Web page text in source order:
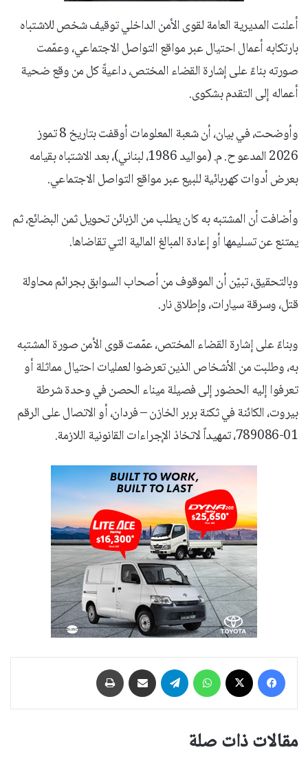
أعلنت المديرية العامة لقوى الأمن الداخلي توقيف شخص للاشتباه
بارتكابه أعمال احتيال عبر مواقع التواصل الاجتماعي، وعمّمت
صورته بناءً على إشارة القضاء المختص، داعيةً كل من وقع ضحية
أعماله إلى التقدم بشكوى.
وأوضحت، في بيان، أن شعبة المعلومات أوقفت بتاريخ 8 تموز
2026 المدعو ح. م. (مواليد 1986، لبناني)، بعد الاشتباه بقيامه
بعرض أدوات كهربائية للبيع عبر مواقع التواصل الاجتماعي.
وأضافت أن المشتبه به كان يطلب من الزبائن تحويل ثمن البضائع، ثم
يمتنع عن تسليمها أو إعادة المبالغ المالية التي تقاضاها.
وبالتحقيق، تبيّن أن الموقوف من أصحاب السوابق بجرائم محاولة
قتل، وسرقة سيارات، وإطلاق نار.
وبناءً على إشارة القضاء المختص، عمّمت قوى الأمن صورة المشتبه
به، وطلبت من الأشخاص الذين تعرضوا لعمليات احتيال مماثلة أو
تعرفوا إليه الحضور إلى فصيلة ميناء الحصن في وحدة شرطة
بيروت، الكائنة في ثكنة بربر الخازن – فردان، أو الاتصال على الرقم
01-789086، تمهيداً لاتخاذ الإجراءات القانونية اللازمة.
فيسبوك واتساب تيلقرام مشاركة عبر البريد
مقالات ذات صلة